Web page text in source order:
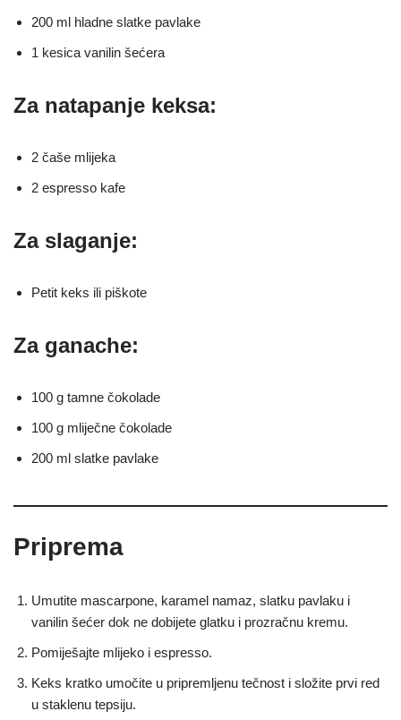
200 ml hladne slatke pavlake
1 kesica vanilin šećera
Za natapanje keksa:
2 čaše mlijeka
2 espresso kafe
Za slaganje:
Petit keks ili piškote
Za ganache:
100 g tamne čokolade
100 g mliječne čokolade
200 ml slatke pavlake
Priprema
Umutite mascarpone, karamel namaz, slatku pavlaku i
vanilin šećer dok ne dobijete glatku i prozračnu kremu.
Pomiješajte mlijeko i espresso.
Keks kratko umočite u pripremljenu tečnost i složite prvi red
u staklenu tepsiju.